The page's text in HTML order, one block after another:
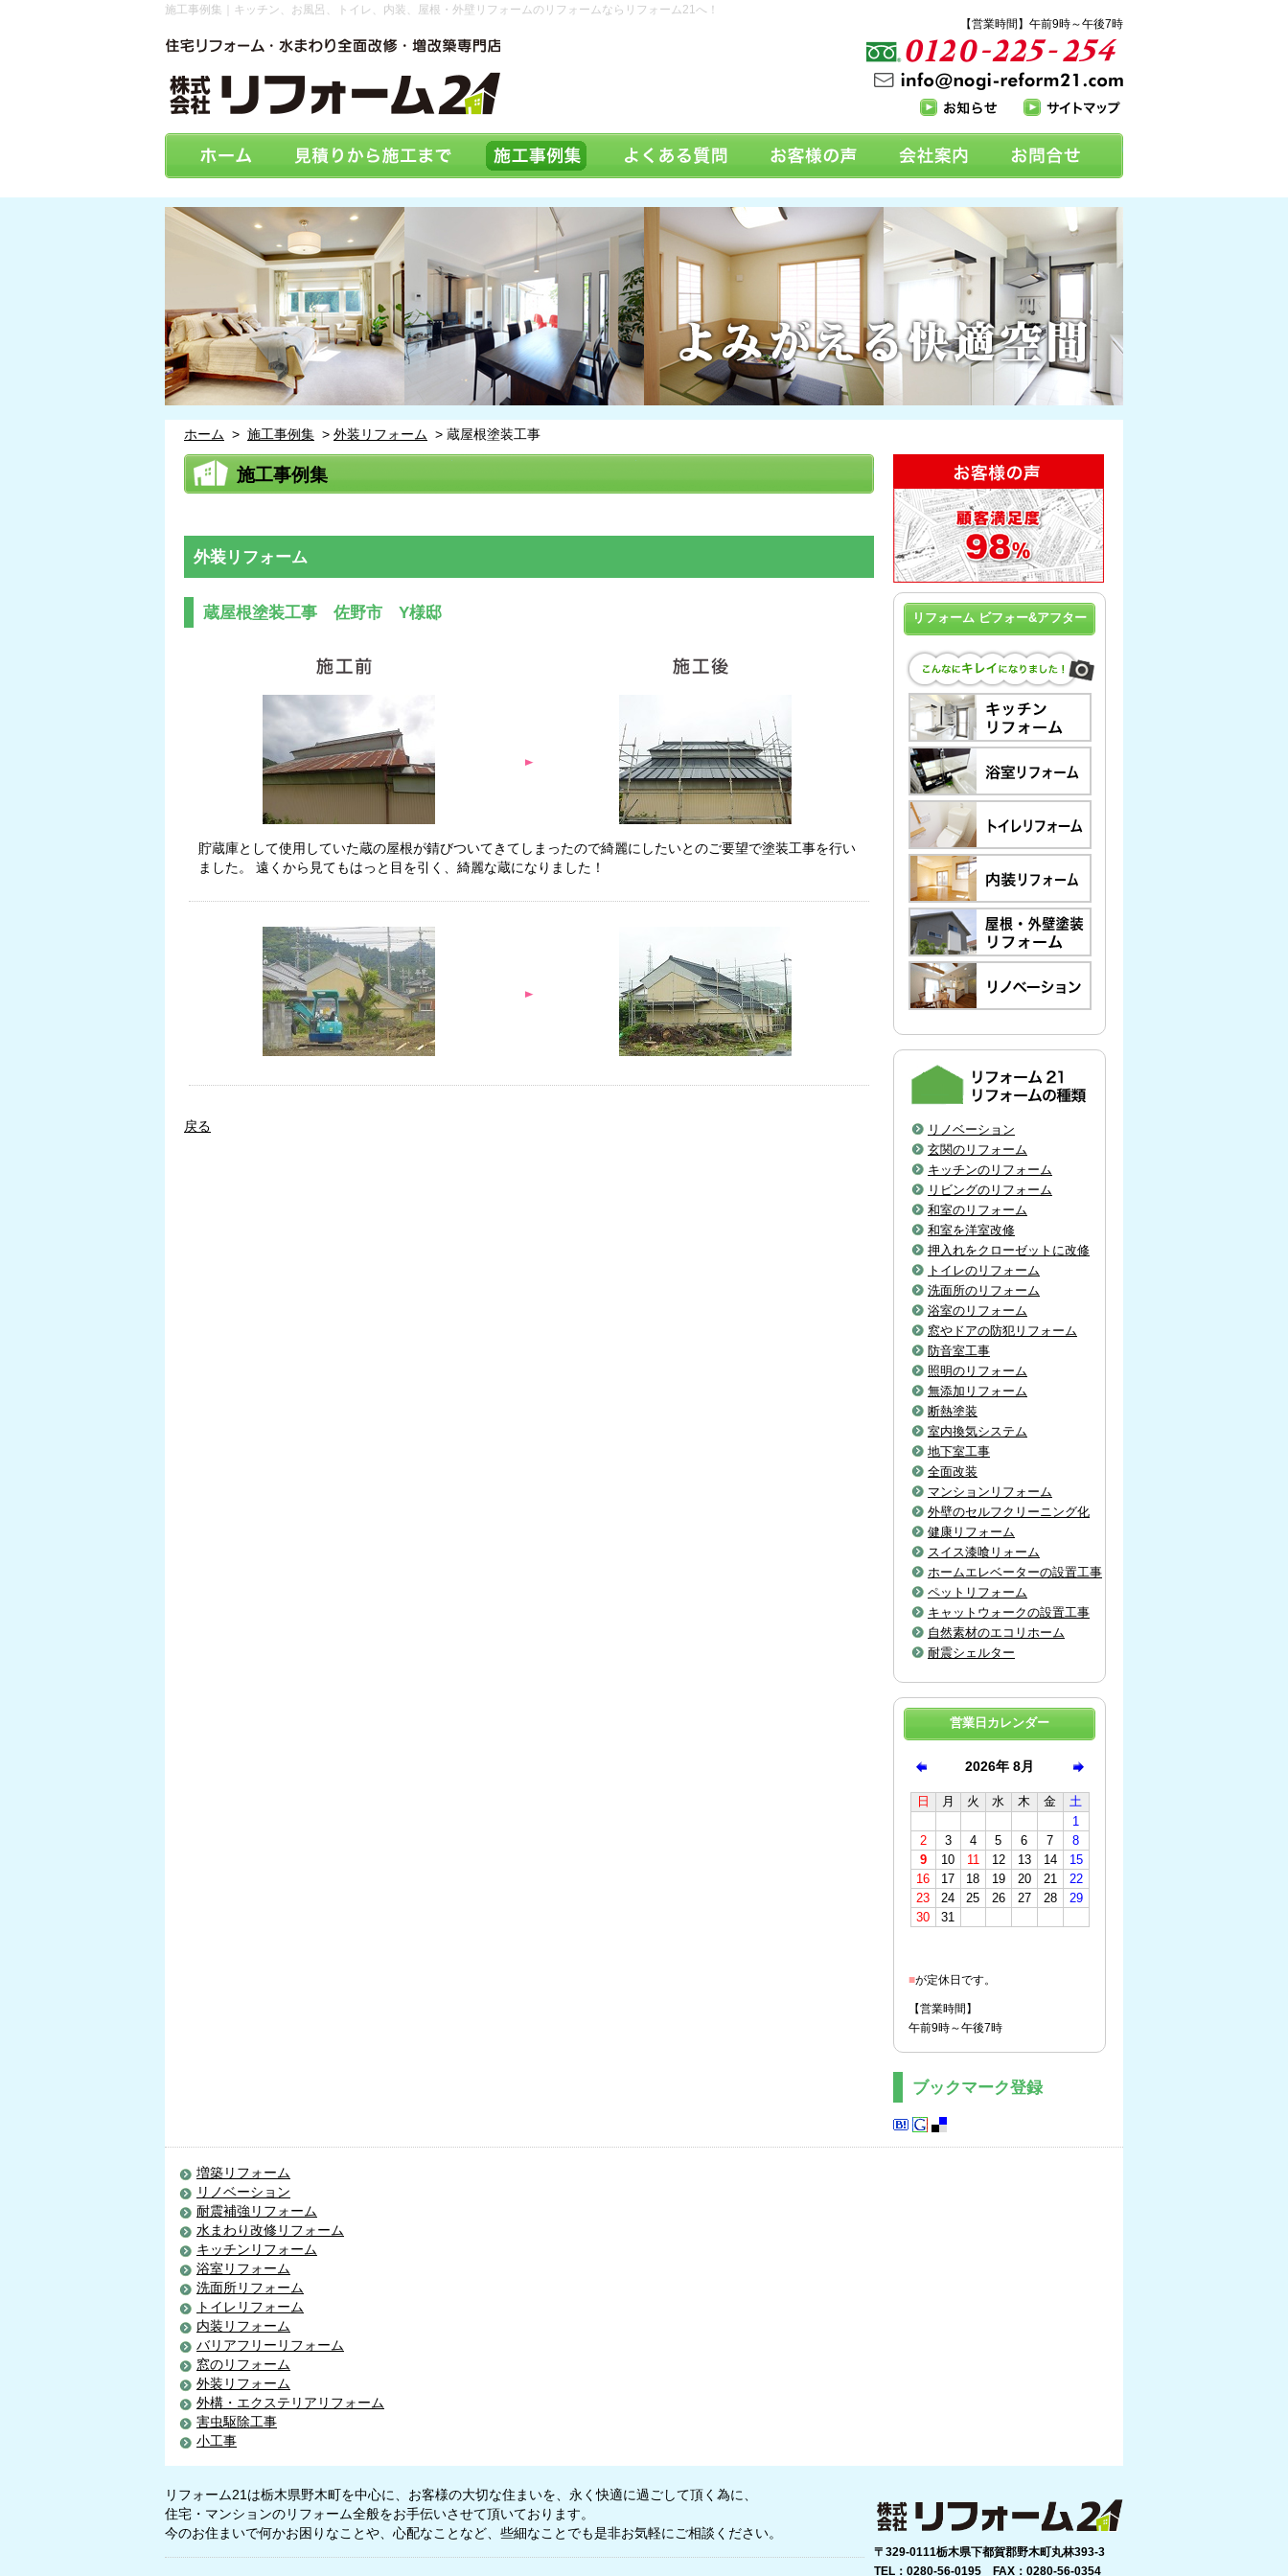
施工事例集｜キッチン、お風呂、トイレ、内装、屋根・外壁リフォームのリフォームならリフォーム21へ！
【営業時間】午前9時～午後7時
ホーム > 施工事例集 > 外装リフォーム > 蔵屋根塗装工事
施工事例集
外装リフォーム
蔵屋根塗装工事 佐野市 Y様邸
貯蔵庫として使用していた蔵の屋根が錆びついてきてしまったので綺麗にしたいとのご要望で塗装工事を行い
ました。 遠くから見てもはっと目を引く、綺麗な蔵になりました！
戻る
リフォーム ビフォー&アフター
リノベーション
玄関のリフォーム
キッチンのリフォーム
リビングのリフォーム
和室のリフォーム
和室を洋室改修
押入れをクローゼットに改修
トイレのリフォーム
洗面所のリフォーム
浴室のリフォーム
窓やドアの防犯リフォーム
防音室工事
照明のリフォーム
無添加リフォーム
断熱塗装
室内換気システム
地下室工事
全面改装
マンションリフォーム
外壁のセルフクリーニング化
健康リフォーム
スイス漆喰リォーム
ホームエレベーターの設置工事
ペットリフォーム
キャットウォークの設置工事
自然素材のエコリホーム
耐震シェルター
営業日カレンダー
■が定休日です。
【営業時間】
午前9時～午後7時
ブックマーク登録
増築リフォーム
リノベーション
耐震補強リフォーム
水まわり改修リフォーム
キッチンリフォーム
浴室リフォーム
洗面所リフォーム
トイレリフォーム
内装リフォーム
バリアフリーリフォーム
窓のリフォーム
外装リフォーム
外構・エクステリアリフォーム
害虫駆除工事
小工事
リフォーム21は栃木県野木町を中心に、お客様の大切な住まいを、永く快適に過ごして頂く為に、
住宅・マンションのリフォーム全般をお手伝いさせて頂いております。
今のお住まいで何かお困りなことや、心配なことなど、些細なことでも是非お気軽にご相談ください。
〒329-0111栃木県下都賀郡野木町丸林393-3
TEL：0280-56-0195 FAX：0280-56-0354